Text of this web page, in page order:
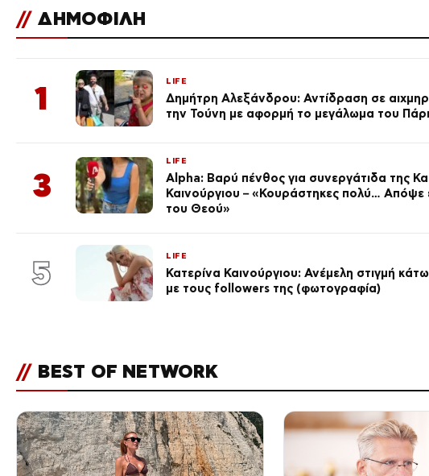
// ΔΗΜΟΦΙΛΗ
1 LIFE
Δημήτρη Αλεξάνδρου: Αντίδραση σε
την Τούνη με αφορμή το μεγάλωμα του
3
LIFE
Alpha: Βαρύ πένθος για συνεργάτιδα της
Καινούργιου – «Κουράστηκες πολύ… Απόψε
του Θεού»
5 LIFE
Κατερίνα Καινούργιου: Ανέμελη στιγμή
με τους followers της (φωτογραφία)
// BEST OF NETWORK